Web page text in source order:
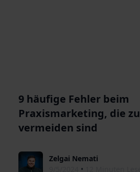
9 häufige Fehler beim
Praxismarketing, die zu
vermeiden sind
Zelgai Nemati
•